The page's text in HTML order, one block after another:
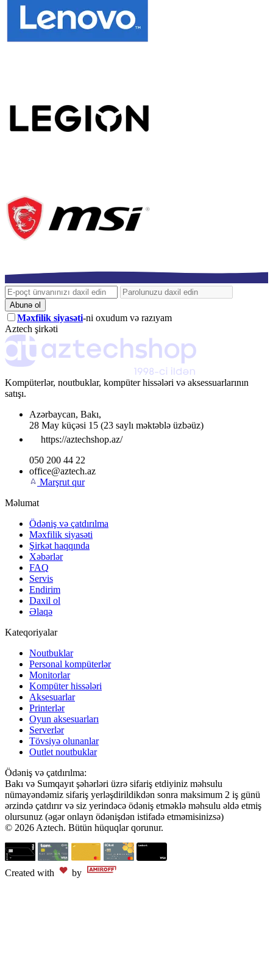
Abunə ol
Məxfilik siyasəti-ni oxudum və razıyam
Aztech şirkəti
Kompüterlər, noutbuklar, kompüter hissələri və aksessuarlarının
satışı.
Azərbaycan, Bakı,
28 May küçəsi 15 (23 saylı məktəblə üzbəüz)
https://aztechshop.az/
050 200 44 22
office@aztech.az
Marşrut qur
Məlumat
Ödəniş və çatdırılma
Məxfilik siyasəti
Şirkət haqqında
Xəbərlər
FAQ
Servis
Endirim
Daxil ol
Əlaqə
Kateqoriyalar
Noutbuklar
Personal kompüterlər
Monitorlar
Kompüter hissələri
Aksesuarlar
Printerlər
Oyun aksesuarları
Serverlər
Tövsiyə olunanlar
Outlet noutbuklar
Ödəniş və çatdırılma:
Bakı və Sumqayıt şəhərləri üzrə sifariş etdiyiniz məhsulu
nümayəndəmiz sifariş yerləşdirildikdən sonra maksimum 2 iş günü
ərzində çatdırır və siz yerindəcə ödəniş etməklə məhsulu əldə etmiş
olursunuz (əgər onlayn ödənişdən istifadə etməmisinizsə)
© 2026 Aztech. Bütün hüquqlar qorunur.
Created with by